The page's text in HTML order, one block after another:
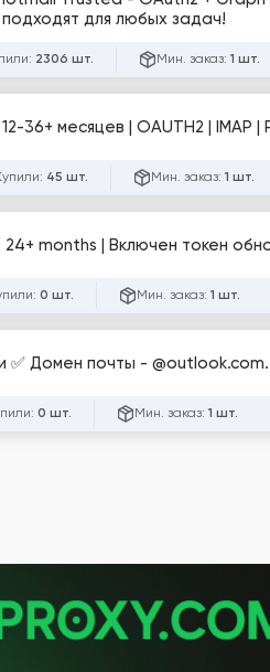
для любых задач!
2306 шт. Мин. заказ: 1 шт.
36+ месяцев | OAUTH2 | IMAP |
45 шт. Мин. заказ: 1 шт.
months | Включен токен
0 шт. Мин. заказ: 1 шт.
✅ Домен почты -
0 шт. Мин. заказ: 1 шт.